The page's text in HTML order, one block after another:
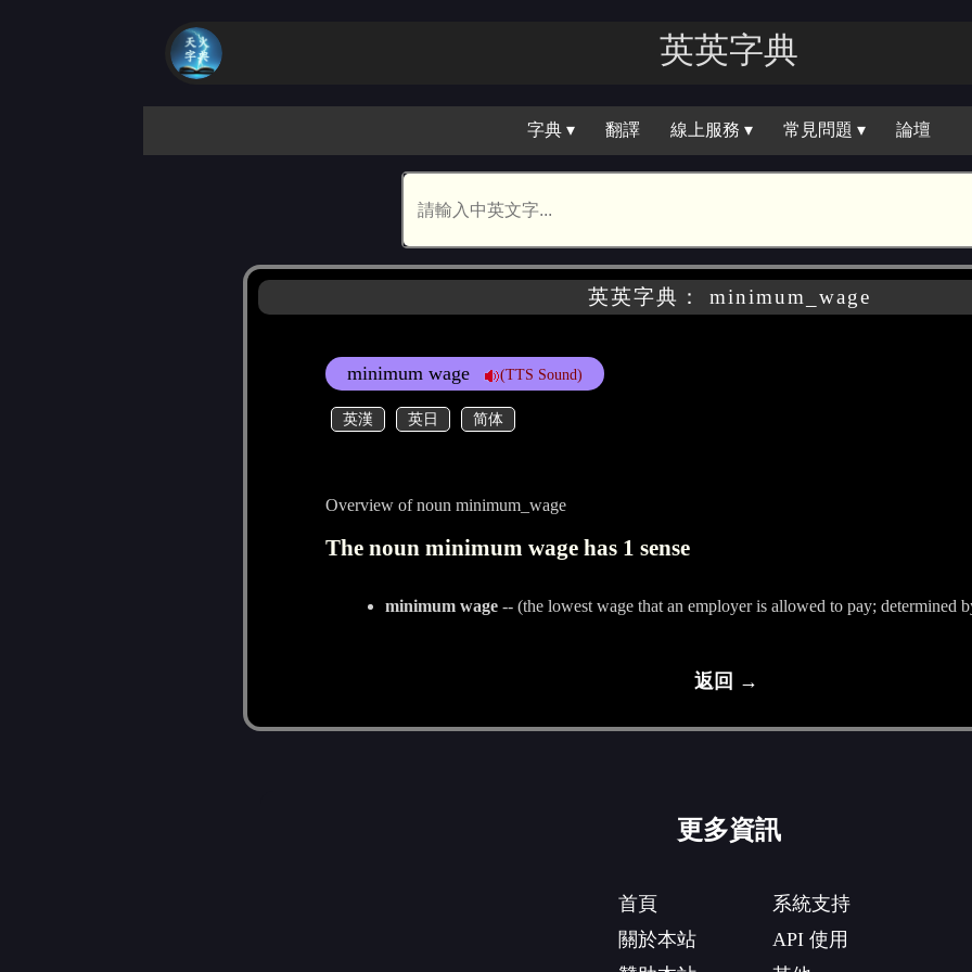
英英字典
字典 ▾ 翻譯 線上服務 ▾ 常見問題 ▾ 論壇
英英字典： minimum_wage
minimum wage (TTS Sound)
英漢 英日 简体
Overview of noun minimum_wage
The noun minimum wage has 1 sense
minimum wage-- (the lowest wage that an employer is allowed to pay; determined
返回 →
更多資訊
首頁
關於本站
系統支持
API 使用